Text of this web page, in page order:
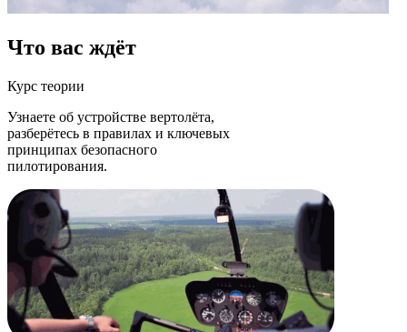
Что вас ждёт
Курс теории
Узнаете об устройстве вертолёта,
разберётесь в правилах и ключевых
принципах безопасного
пилотирования.